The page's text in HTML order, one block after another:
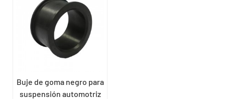
Buje de goma negro para
suspensión automotriz